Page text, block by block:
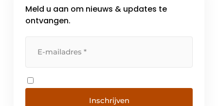
Meld u aan om nieuws & updates te
ontvangen.
Inschrijven